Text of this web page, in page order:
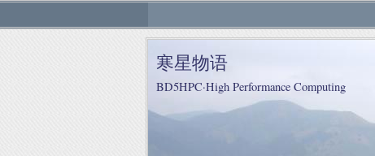
寒星物语
BD5HPC·High Performance Computing